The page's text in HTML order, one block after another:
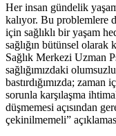
Her insan gündelik
kalıyor. Bu problemlere
için sağlıklı bir yaşam
sağlığın bütünsel
Sağlık Merkezi Uzman
sağlığımızdaki
bastırdığımızda;
sorunla karşılaşma
düşmemesi açısından
çekinilmemeli”